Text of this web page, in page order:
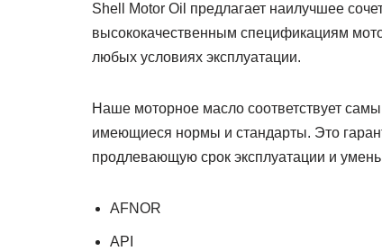
Shell Motor Oil предлагает наилучшее
высококачественным спецификациям
любых условиях эксплуатации.
Наше моторное масло соответствует
имеющиеся нормы и стандарты. Это
продлевающую срок эксплуатации и
AFNOR
API